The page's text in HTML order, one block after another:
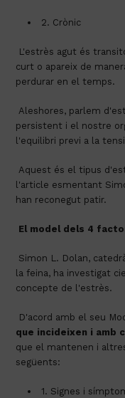
2. Crònic
curt o apareix de
perdurar en el temps.
Aleshores, parlem d'estrès crònic quan hi ha un estímul
persistent i el nostre
l'equilibri previ a la
Aquest és el tipus d'estrès de què parlàvem a l'inici de
l'article esmentant
han reconegut patir.
El model dels 4
la feina, ha investigat
concepte de l'estrès.
D'acord amb el seu
que incideixen i amb
que el mantenen i
següents:
1. Signes i